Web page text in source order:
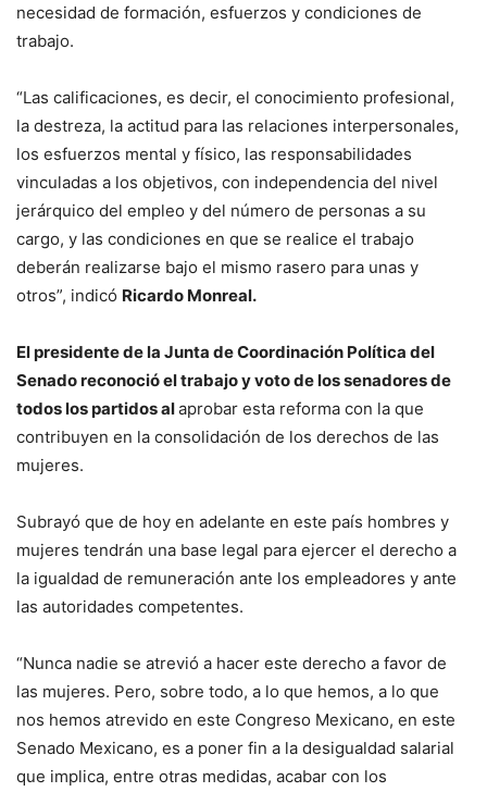
necesidad de formación, esfuerzos y condiciones de
trabajo.
“Las calificaciones, es decir, el conocimiento profesional,
la destreza, la actitud para las relaciones interpersonales,
los esfuerzos mental y físico, las responsabilidades
vinculadas a los objetivos, con independencia del nivel
jerárquico del empleo y del número de personas a su
cargo, y las condiciones en que se realice el trabajo
deberán realizarse bajo el mismo rasero para unas y
otros”, indicó Ricardo Monreal.
El presidente de la Junta de Coordinación Política del
Senado reconoció el trabajo y voto de los senadores de
todos los partidos alaprobar esta reforma con la que
contribuyen en la consolidación de los derechos de las
mujeres.
Subrayó que de hoy en adelante en este país hombres y
mujeres tendrán una base legal para ejercer el derecho a
la igualdad de remuneración ante los empleadores y ante
las autoridades competentes.
“Nunca nadie se atrevió a hacer este derecho a favor de
las mujeres. Pero, sobre todo, a lo que hemos, a lo que
nos hemos atrevido en este Congreso Mexicano, en este
Senado Mexicano, es a poner fin a la desigualdad salarial
que implica, entre otras medidas, acabar con los